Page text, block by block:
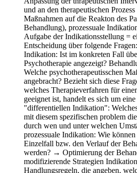
und an den therapeutischen
Maßnahmen auf die Reakton des
Behandlung), prozessuale
Aufgabe der Indikationsstellung =
Entscheidung über folgende
Indikation: Ist im konkreten Fall
Psychotherapie angezeigt?
Welche psychotherapeutisschen
angebracht? Bezieht sich diese
welches Therapieverfahren für
geeignet ist, handelt es sich um
"differentiellen Indikation":
mit diesem spezifischen problem
durch wen und unter welchen
prozessuale Indikation: Wie
Einzelfall bzw. den Verlauf der
werden? → Optimierung der
modifizierende Strategien
Handlungsregeln, die angeben,